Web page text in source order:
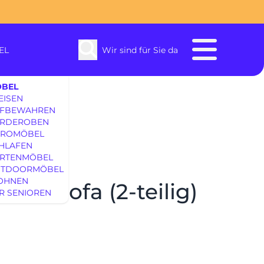
SENIOREN
Wir sind für Sie da
SOFAS &
Ecksofa (2-teilig)